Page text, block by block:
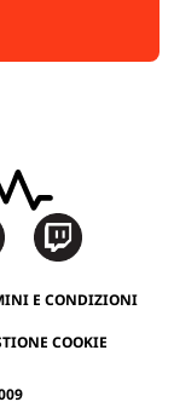
E CONDIZIONI
COOKIE